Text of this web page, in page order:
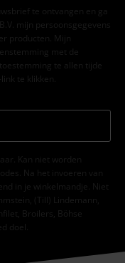
te ontvangen en ga
mijn persoonsgegevens
producten. Mijn
met de
toestemming te allen tijde
te klikken.
Kan niet worden
Na het invoeren van
in je winkelmandje. Niet
(Till) Lindemann,
Broilers, Böhse
doel.